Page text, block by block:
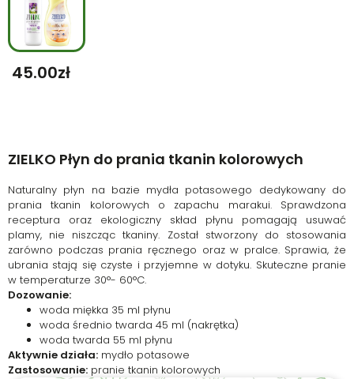
45.00Zł
ZIELKO Płyn do prania tkanin kolorowych
Naturalny płyn na bazie mydła potasowego dedykowany do
prania tkanin kolorowych o zapachu marakui. Sprawdzona
receptura oraz ekologiczny skład płynu pomagają usuwać
plamy, nie niszcząc tkaniny. Został stworzony do stosowania
zarówno podczas prania ręcznego oraz w pralce. Sprawia, że
ubrania stają się czyste i przyjemne w dotyku. Skuteczne pranie
w temperaturze 30°- 60°C.
Dozowanie:
woda miękka 35 ml płynu
woda średnio twarda 45 ml (nakrętka)
woda twarda 55 ml płynu
Aktywnie działa: mydło potasowe
Zastosowanie: pranie tkanin kolorowych